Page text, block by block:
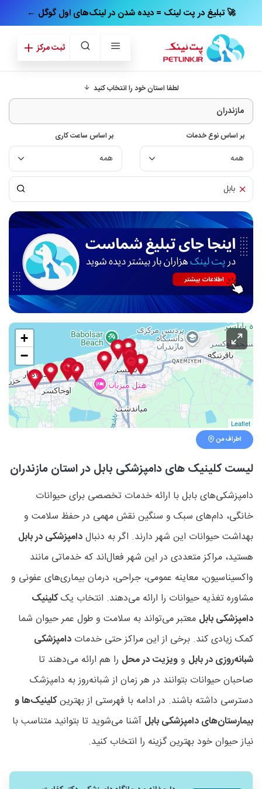
← تبلیغ در پت‌ لینک = دیده شدن در لینک‌های اول گوگل 🚀
ثبت مرکز
لطفا استان خود را انتخاب کنید
بر اساس نوع خدمات بر اساس ساعت کاری
+
−
Leaflet
اطراف من
لیست کلینیک های دامپزشکی بابل در استان مازندران
دامپزشکی‌های بابل با ارائه خدمات تخصصی برای حیوانات
خانگی، دام‌های سبک و سنگین نقش مهمی در حفظ سلامت و
بهداشت حیوانات این شهر دارند. اگر به دنبالدامپزشکی در بابل
هستید، مراکز متعددی در این شهر فعال‌اند که خدماتی مانند
واکسیناسیون، معاینه عمومی، جراحی، درمان بیماری‌های عفونی و
مشاوره تغذیه حیوانات را ارائه می‌دهند. انتخاب یککلینیک
دامپزشکی بابل معتبر می‌تواند به سلامت و طول عمر حیوان شما
کمک زیادی کند. برخی از این مراکز حتی خدمات دامپزشکی
شبانه‌روزی در بابل وویزیت در محل را هم ارائه می‌دهند تا
صاحبان حیوانات بتوانند در هر زمان از شبانه‌روز به دامپزشک
دسترسی داشته باشند. در ادامه با فهرستی از بهترینکلینیک‌ها و
بیمارستان‌های دامپزشکی بابل آشنا می‌شوید تا بتوانید متناسب با
نیاز حیوان خود بهترین گزینه را انتخاب کنید.